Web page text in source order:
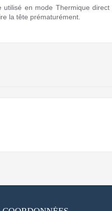
utilisé en mode Thermique direct
la tête prématurément.